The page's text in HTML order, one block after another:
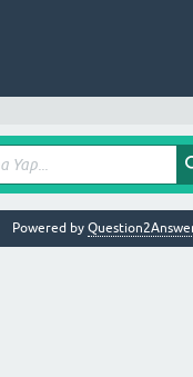
Powered by